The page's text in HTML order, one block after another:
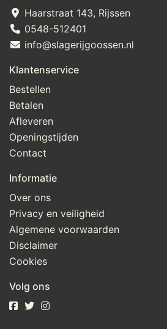
Haarstraat 143, Rijssen
0548-512401
info@slagerijgoossen.nl
Klantenservice
Bestellen
Betalen
Afleveren
Openingstijden
Contact
Informatie
Over ons
Privacy en veiligheid
Algemene voorwaarden
Disclaimer
Cookies
Volg ons